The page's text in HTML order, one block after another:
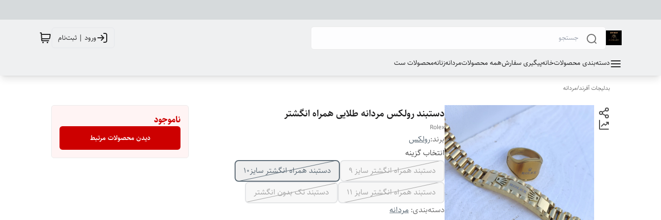
ورود | ثبت‌نام
دسته‌بندی محصولاتخانهپیگیری سفارشهمه محصولاتمردانهزنانهمحصولات ست
بدلیجات آفرند/مردانه
دستبند رولکس مردانه طلایی همراه انگشتر
Rolex
برند:رولکس
انتخاب گزینه
دستبند همراه انگشتر سایز ۹
دستبند همراه انگشتر سایز10
دستبند همراه انگشتر سایز ۱۱
دستبند تک بدون انگشتر
دسته‌بندی: مردانه
ناموجود
دیدن محصولات مرتبط